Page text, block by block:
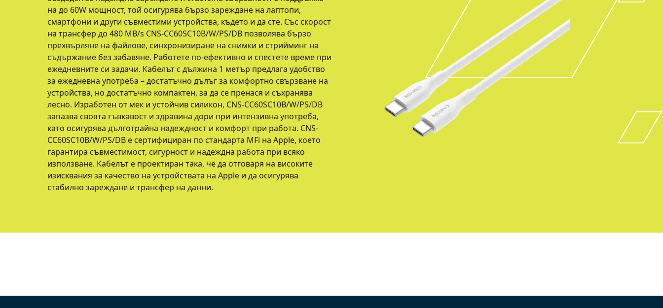
на до 60W мощност, той осигурява бързо зареждане на лаптопи,
смартфони и други съвместими устройства, където и да сте. Със скорост
на трансфер до 480 MB/s CNS-CC60SC10B/W/PS/DB позволява бързо
прехвърляне на файлове, синхронизиране на снимки и стрийминг на
съдържание без забавяне. Работете по-ефективно и спестете време при
ежедневните си задачи. Кабелът с дължина 1 метър предлага удобство
за ежедневна употреба – достатъчно дълъг за комфортно свързване на
устройства, но достатъчно компактен, за да се пренася и съхранява
лесно. Изработен от мек и устойчив силикон, CNS-CC60SC10B/W/PS/DB
запазва своята гъвкавост и здравина дори при интензивна употреба,
като осигурява дълготрайна надеждност и комфорт при работа. CNS-
CC60SC10B/W/PS/DB е сертифициран по стандарта MFi на Apple, което
гарантира съвместимост, сигурност и надеждна работа при всяко
използване. Кабелът е проектиран така, че да отговаря на високите
изисквания за качество на устройствата на Apple и да осигурява
стабилно зареждане и трансфер на данни.